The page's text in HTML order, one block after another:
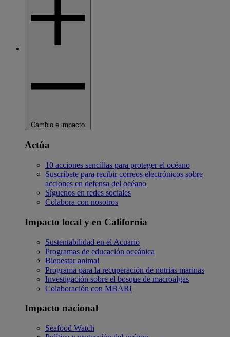
Cambio e impacto
Actúa
10 acciones sencillas para proteger el océano
Suscríbete para recibir correos electrónicos sobre
acciones en defensa del océano
Síguenos en redes sociales
Colabora con nosotros
Impacto local y en California
Sustentabilidad en el Acuario
Programas de educación oceánica
Bienestar animal
Programa para la recuperación de nutrias marinas
Investigación sobre el bosque de macroalgas
Colaboración con MBARI
Impacto nacional
Seafood Watch